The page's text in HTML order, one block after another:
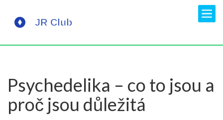
Psychedelika – co to jsou a
proč jsou důležitá